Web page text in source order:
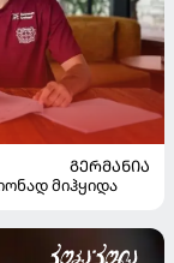
ᲒᲔᲠᲛᲐᲜᲘᲐ
მიჰყიდა